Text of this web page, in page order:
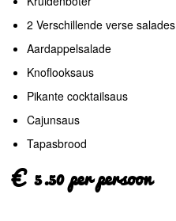
2 Verschillende verse salades
Aardappelsalade
Knoflooksaus
Pikante cocktailsaus
Cajunsaus
Tapasbrood
€ 5.50 per persoon